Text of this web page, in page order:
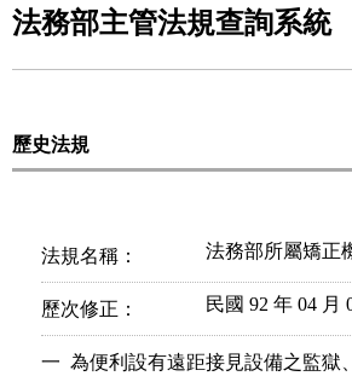
法務部主管法規查詢系統
歷史法規
法規名稱： 法務部所屬矯正
歷次修正： 民國 92 年 04 月
一  為便利設有遠距接見設備之監